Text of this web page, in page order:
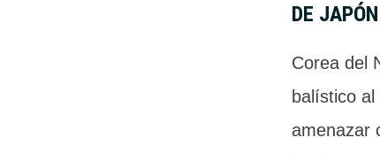
DE JAPÓN
Corea del
balístico
amenazar